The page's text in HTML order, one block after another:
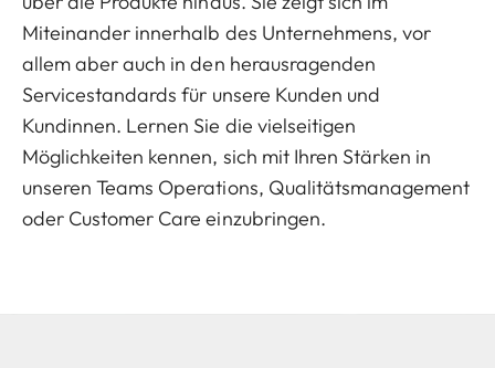
Miteinander innerhalb des Unternehmens, vor
allem aber auch in den herausragenden
Servicestandards für unsere Kunden und
Kundinnen. Lernen Sie die vielseitigen
Möglichkeiten kennen, sich mit Ihren Stärken in
unseren Teams Operations, Qualitätsmanagement
oder Customer Care einzubringen.